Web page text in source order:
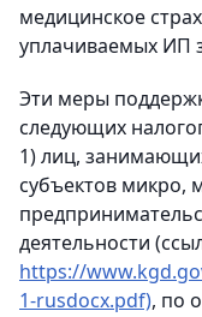
медицинское
уплачиваемых ИП
Эти меры
следующих
1) лиц,
субъектов микро,
деятельности
https://
1-rusdocx.pdf), по